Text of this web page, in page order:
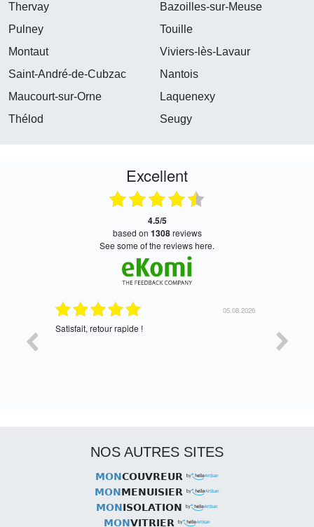
Thervay
Bazoilles-sur-Meuse
Pulney
Touille
Montaut
Viviers-lès-Lavaur
Saint-André-de-Cubzac
Nantois
Maucourt-sur-Orne
Laquenexy
Thélod
Seugy
Excellent
4.5/5
based on 1308reviews
see some of the reviews here.
05.08.2026
Satisfait, retour rapide !
NOS AUTRES SITES
MONCOUVREUR
MONMENUISIER
MONISOLATION
MONVITRIER